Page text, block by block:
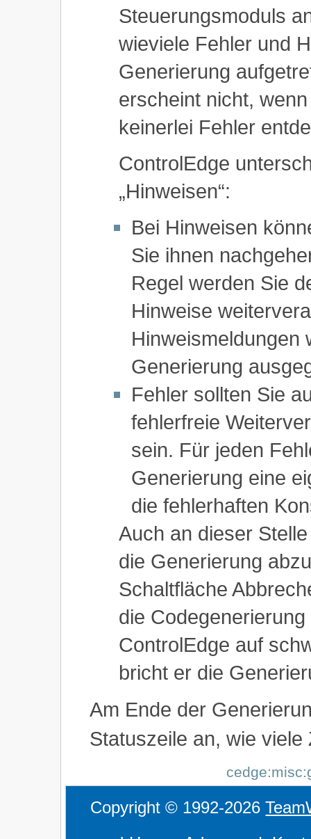
Steuerungsmoduls
wieviele Fehler und
Generierung
erscheint nicht,
keinerlei Fehler
ControlEdge
„Hinweisen“:
Bei Hinweisen
Sie ihnen
Regel werden Sie
Hinweise
Hinweismeldungen
Generierung
Fehler sollten Sie
fehlerfreie
sein. Für jeden
Generierung eine
die fehlerhaften
Auch an dieser
die Generierung
Schaltfläche
die
ControlEdge auf
bricht er die
Am Ende der
Statuszeile an, wie
Copyright © 1992-2026